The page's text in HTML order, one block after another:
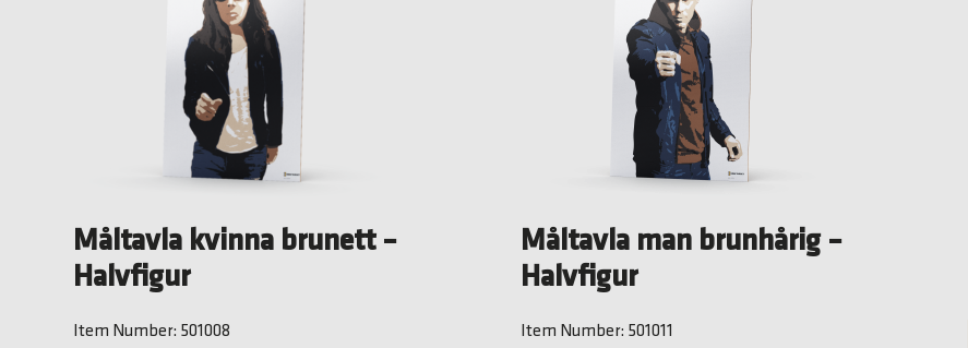
Måltavla kvinna brunett –
Halvfigur
Item Number: 501008
Måltavla man brunhårig –
Halvfigur
Item Number: 501011